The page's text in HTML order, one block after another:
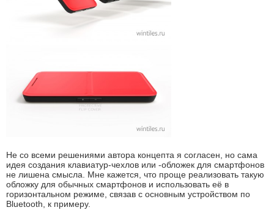
Не со всеми решениями автора концепта я согласен, но сама
идея создания клавиатур-чехлов или -обложек для смартфонов
не лишена смысла. Мне кажется, что проще реализовать такую
обложку для обычных смартфонов и использовать её в
горизонтальном режиме, связав с основным устройством по
Bluetooth, к примеру.